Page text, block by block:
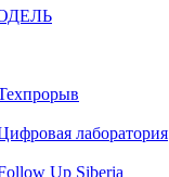
лаборатория
Up Siberia